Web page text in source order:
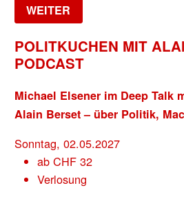
WEITER
POLITKUCHEN MIT
PODCAST
Michael Elsener im Deep Talk
Alain Berset – über Politik,
Sonntag, 02.05.2027
ab CHF32
Verlosung